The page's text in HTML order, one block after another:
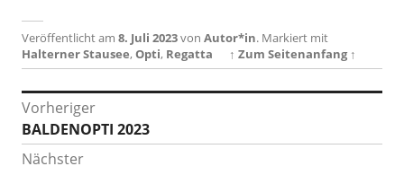
Veröffentlicht am 8. Juli 2023von Autor*in. Markiert mit
Halterner Stausee,Opti, Regatta ↑ Zum Seitenanfang ↑
Beitragsnavigation
Vorheriger
Vorheriger
Beitrag:
BALDENOPTI 2023
Nächster